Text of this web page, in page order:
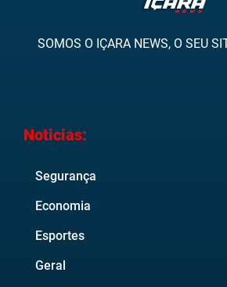
SOMOS O IÇARA NEWS, O SEU
Noticias:
Segurança
Economia
Esportes
Geral